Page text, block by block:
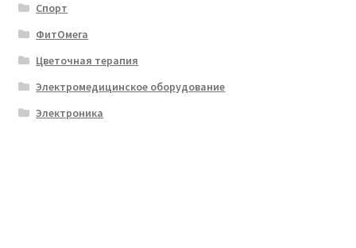
Спорт
ФитОмега
Цветочная терапия
Электромедицинское оборудование
Электроника